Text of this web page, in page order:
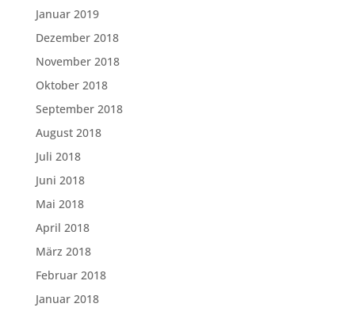
Januar 2019
Dezember 2018
November 2018
Oktober 2018
September 2018
August 2018
Juli 2018
Juni 2018
Mai 2018
April 2018
März 2018
Februar 2018
Januar 2018